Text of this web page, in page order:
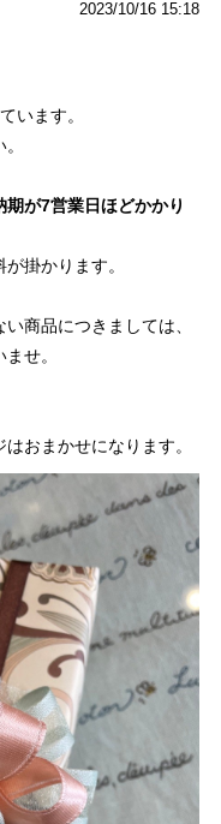
2023/10/16 15:18
います。
期が7営業日ほどかかり
掛かります。
商品につきましては、
せ。
おまかせになります。